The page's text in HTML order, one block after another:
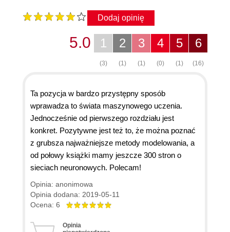
Dodaj opinię
6
(16)
5
(1)
4
(0)
3
(1)
2
(1)
1
(3)
5.0
Ta pozycja w bardzo przystępny sposób
wprawadza to świata maszynowego uczenia.
Jednocześnie od pierwszego rozdziału jest
konkret. Pozytywne jest też to, że można poznać
z grubsza najważniejsze metody modelowania, a
od połowy książki mamy jeszcze 300 stron o
sieciach neuronowych. Polecam!
Opinia: anonimowa
Opinia dodana: 2019-05-11
Ocena: 6
Opinia